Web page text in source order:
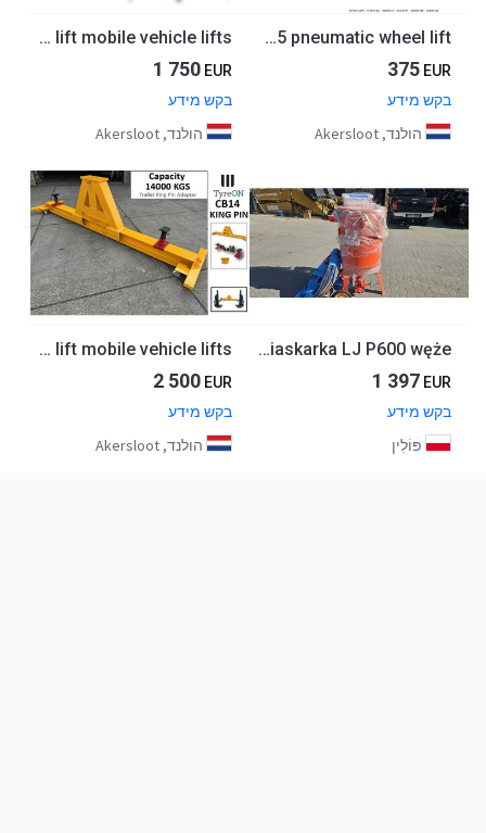
PWL65 pneumatic wheel lift
375 EUR
בקש מידע
הולנד, Akersloot
AGRA 1 multifunctional fork adapter for agricultural tractors used for mobile truck lift mobile vehicle lifts
1 750 EUR
בקש מידע
הולנד, Akersloot
NOWA piaskarka LJ P600 węże
1 397 EUR
בקש מידע
פּוֹלִין
CB14-KPA 14T crossbeam with trailer kingpin adapter - mobile - for mobile truck lift mobile vehicle lifts
2 500 EUR
בקש מידע
הולנד, Akersloot